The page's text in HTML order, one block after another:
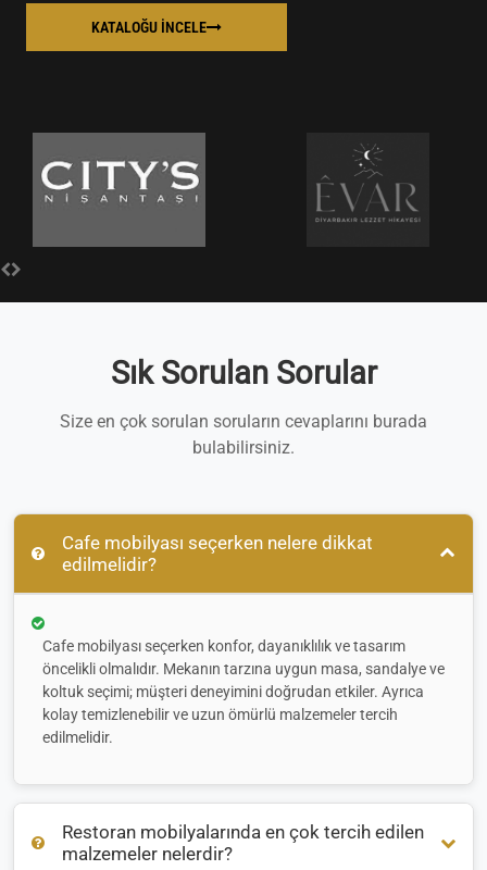
KATALOĞU İNCELE
Sık Sorulan Sorular
Size en çok sorulan soruların cevaplarını burada
bulabilirsiniz.
Cafe mobilyası seçerken nelere dikkat
edilmelidir?
Cafe mobilyası seçerken konfor, dayanıklılık ve tasarım
öncelikli olmalıdır. Mekanın tarzına uygun masa, sandalye ve
koltuk seçimi; müşteri deneyimini doğrudan etkiler. Ayrıca
kolay temizlenebilir ve uzun ömürlü malzemeler tercih
edilmelidir.
Restoran mobilyalarında en çok tercih edilen
malzemeler nelerdir?